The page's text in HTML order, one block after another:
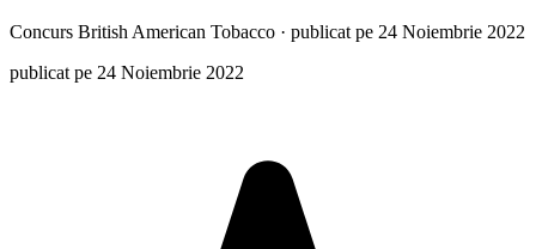
Concurs British American Tobacco · publicat pe 24 Noiembrie 2022
publicat pe 24 Noiembrie 2022